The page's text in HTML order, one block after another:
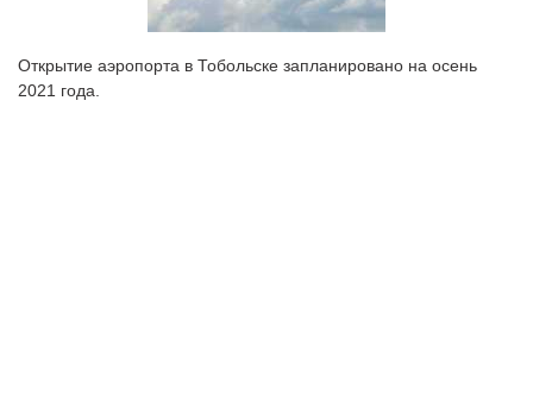
Открытие аэропорта в Тобольске запланировано на осень
2021 года.